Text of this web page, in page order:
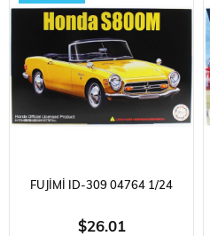
FUJIMI ID-309 04764 1/24
ÖLÇEK, HONDA S800M,
$26.01